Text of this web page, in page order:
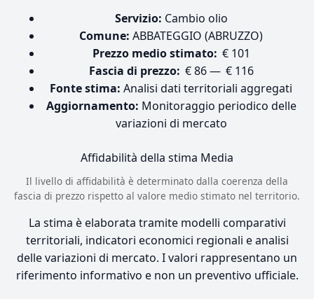
Servizio: Cambio olio
Comune: ABBATEGGIO (ABRUZZO)
Prezzo medio stimato: € 101
Fascia di prezzo: € 86 — € 116
Fonte stima: Analisi dati territoriali aggregati
Aggiornamento: Monitoraggio periodico delle
variazioni di mercato
Affidabilità della stima Media
Il livello di affidabilità è determinato dalla coerenza della
fascia di prezzo rispetto al valore medio stimato nel territorio.
La stima è elaborata tramite modelli comparativi
territoriali, indicatori economici regionali e analisi
delle variazioni di mercato. I valori rappresentano un
riferimento informativo e non un preventivo ufficiale.